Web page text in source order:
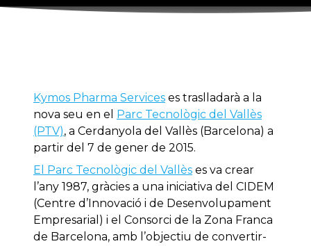
Kymos Pharma Services es traslladarà a la
nova seu en el Parc Tecnològic del Vallès
(PTV), a Cerdanyola del Vallès (Barcelona) a
partir del 7 de gener de 2015.
El Parc Tecnològic del Vallès es va crear
l’any 1987, gràcies a una iniciativa del CIDEM
(Centre d’Innovació i de Desenvolupament
Empresarial) i el Consorci de la Zona Franca
de Barcelona, amb l’objectiu de convertir-